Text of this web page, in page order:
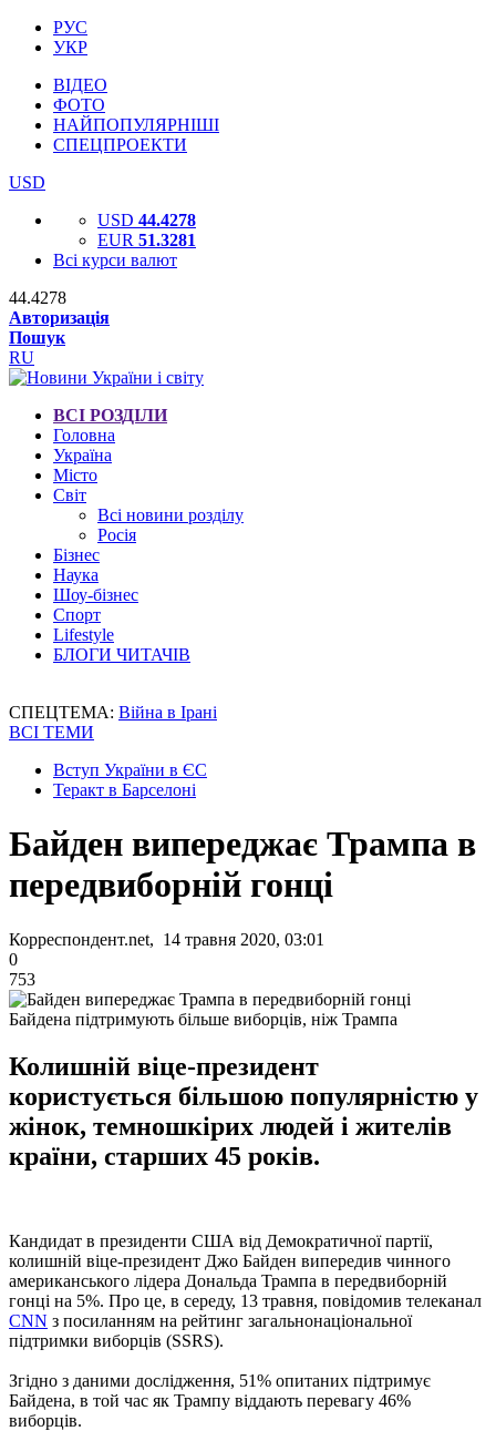
РУС
УКР
ВІДЕО
ФОТО
НАЙПОПУЛЯРНІШІ
СПЕЦПРОЕКТИ
USD
USD 44.4278
EUR 51.3281
Всі курси валют
44.4278
Авторизація
Пошук
RU
ВСІ РОЗДІЛИ
Головна
Україна
Місто
Світ
Всі новини розділу
Росія
Бізнес
Наука
Шоу-бізнес
Спорт
Lifestyle
БЛОГИ ЧИТАЧІВ
СПЕЦТЕМА: Війна в Ірані
ВСІ ТЕМИ
Вступ України в ЄС
Теракт в Барселоні
Байден випереджає Трампа в
передвиборній гонці
Корреспондент.net, 14 травня 2020, 03:01
0
753
Байдена підтримують більше виборців, ніж Трампа
Колишній віце-президент
користується більшою популярністю у
жінок, темношкірих людей і жителів
країни, старших 45 років.
Кандидат в президенти США від Демократичної партії,
колишній віце-президент Джо Байден випередив чинного
американського лідера Дональда Трампа в передвиборній
гонці на 5%. Про це, в середу, 13 травня, повідомив телеканал
CNN з посиланням на рейтинг загальнонаціональної
підтримки виборців (SSRS).
Згідно з даними дослідження, 51% опитаних підтримує
Байдена, в той час як Трампу віддають перевагу 46%
виборців.